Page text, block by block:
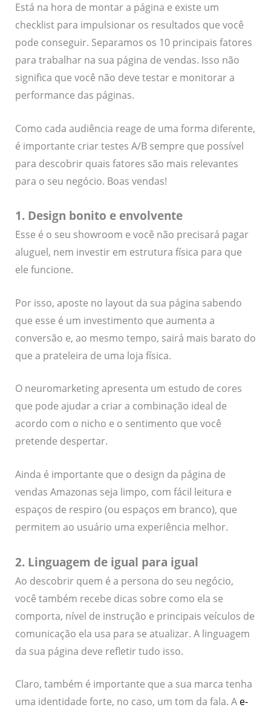
Está na hora de montar a página e existe um
checklist para impulsionar os resultados que você
pode conseguir. Separamos os 10 principais fatores
para trabalhar na sua página de vendas. Isso não
significa que você não deve testar e monitorar a
performance das páginas.
Como cada audiência reage de uma forma diferente,
é importante criar testes A/B sempre que possível
para descobrir quais fatores são mais relevantes
para o seu negócio. Boas vendas!
1. Design bonito e envolvente
Esse é o seu showroom e você não precisará pagar
aluguel, nem investir em estrutura física para que
ele funcione.
Por isso, aposte no layout da sua página sabendo
que esse é um investimento que aumenta a
conversão e, ao mesmo tempo, sairá mais barato do
que a prateleira de uma loja física.
O neuromarketing apresenta um estudo de cores
que pode ajudar a criar a combinação ideal de
acordo com o nicho e o sentimento que você
pretende despertar.
Ainda é importante que o design da página de
vendas Amazonas seja limpo, com fácil leitura e
espaços de respiro (ou espaços em branco), que
permitem ao usuário uma experiência melhor.
2. Linguagem de igual para igual
Ao descobrir quem é a persona do seu negócio,
você também recebe dicas sobre como ela se
comporta, nível de instrução e principais veículos de
comunicação ela usa para se atualizar. A linguagem
da sua página deve refletir tudo isso.
Claro, também é importante que a sua marca tenha
uma identidade forte, no caso, um tom da fala. A e-